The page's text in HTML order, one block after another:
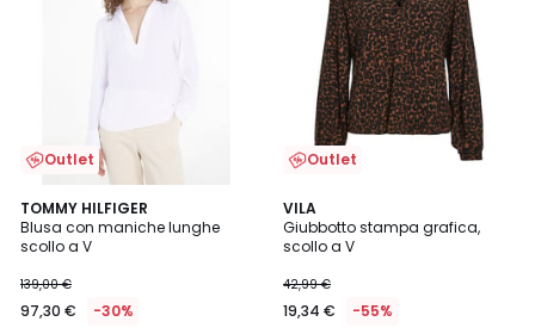
Outlet
TOMMY HILFIGER
Blusa con maniche lunghe
scollo a V
139,00 €
97,30 € -30%
Outlet
VILA
Giubbotto stampa grafica,
scollo a V
42,99 €
19,34 € -55%
5
/
5